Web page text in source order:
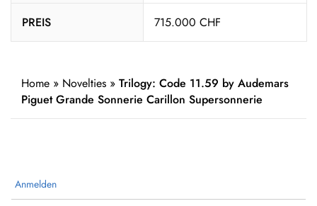
PREIS 715.000 CHF
Home » Novelties » Trilogy: Code 11.59 by Audemars
Piguet Grande Sonnerie Carillon Supersonnerie
Anmelden